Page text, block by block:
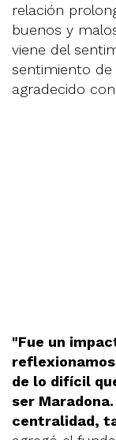
relación
buenos y
viene del
sentimiento
agradecido
"Fue un
de lo difícil
ser
centralidad,